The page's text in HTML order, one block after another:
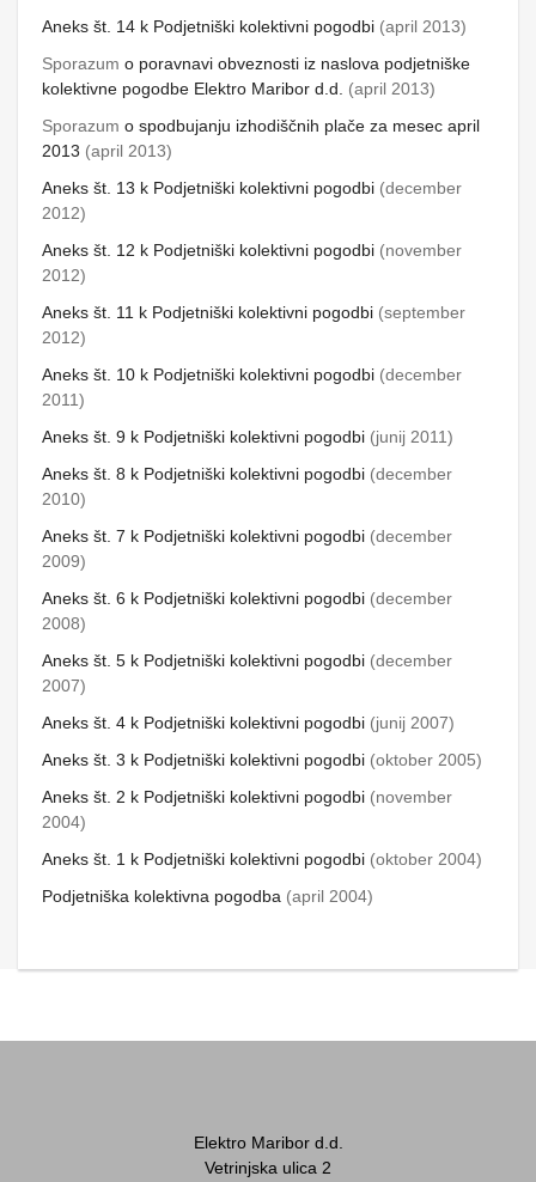
Aneks št. 14 k Podjetniški kolektivni pogodbi (april 2013)
Sporazum o poravnavi obveznosti iz naslova podjetniške
kolektivne pogodbe Elektro Maribor d.d.
(april 2013)
Sporazum o spodbujanju izhodiščnih plače za mesec april
2013 (april 2013)
Aneks št. 13 k Podjetniški kolektivni pogodbi (december
2012)
Aneks št. 12 k Podjetniški kolektivni pogodbi (november
2012)
Aneks št. 11 k Podjetniški kolektivni pogodbi (september
2012)
Aneks št. 10 k Podjetniški kolektivni pogodbi (december
2011)
Aneks št. 9 k Podjetniški kolektivni pogodbi (junij 2011)
Aneks št. 8 k Podjetniški kolektivni pogodbi (december
2010)
Aneks št. 7 k Podjetniški kolektivni pogodbi (december
2009)
Aneks št. 6 k Podjetniški kolektivni pogodbi (december
2008)
Aneks št. 5 k Podjetniški kolektivni pogodbi (december
2007)
Aneks št. 4 k Podjetniški kolektivni pogodbi (junij 2007)
Aneks št. 3 k Podjetniški kolektivni pogodbi (oktober 2005)
Aneks št. 2 k Podjetniški kolektivni pogodbi (november
2004)
Aneks št. 1 k Podjetniški kolektivni pogodbi (oktober 2004)
Podjetniška kolektivna pogodba (april 2004)
Elektro Maribor d.d.
Vetrinjska ulica 2